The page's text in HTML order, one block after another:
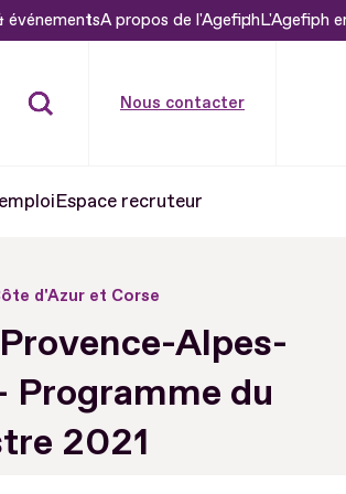
événementsA propos de l'AgefiphL'Agefiph
Nous contacter
Espace recruteur
d'Azur et Corse
Alpes-
Programme du
2021